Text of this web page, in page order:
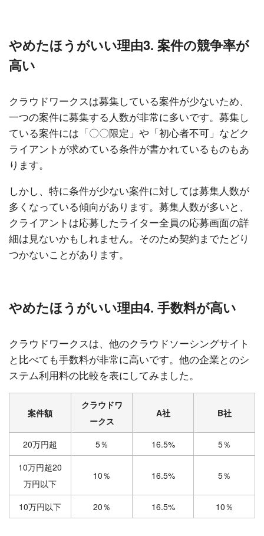
やめたほうがいい理由3. 案件の競争率が
高い
クラウドワークスは募集している案件が少ないため、
一つの案件に募集する人数が非常に多いです。募集し
ている案件には「〇〇限定」や「初心者不可」などク
ライアントが求めている条件が書かれているものもあ
ります。
しかし、特に条件が少ない案件に対しては募集人数が
多くなっている傾向があります。募集人数が多いと、
クライアントは応募したライター全員の応募画面の詳
細は見ないかもしれません。そのため契約までたどり
つかないことがあります。
やめたほうがいい理由4. 手数料が高い
クラウドワークスは、他のクラウドソーシングサイト
と比べても手数料が非常に高いです。他の企業とのシ
ステム利用料の比較を表にしてみました。
案件額
クラウドワ
ークス
A社 B社
20万円超 5％ 16.5%
5％
10万円超20
万円以下
10％ 16.5% 5％
10万円以下 20％ 16.5% 10％